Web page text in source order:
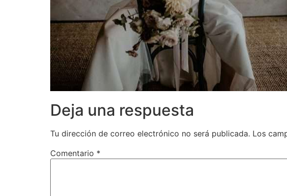
Deja una respuesta
Tu dirección de correo electrónico no será publicada. Los
Comentario *